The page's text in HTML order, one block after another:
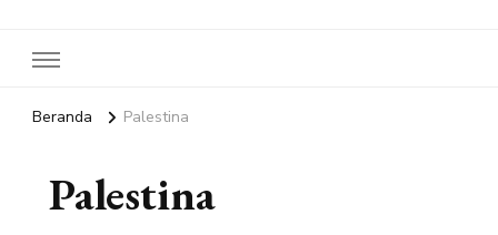
Beranda Palestina
Palestina